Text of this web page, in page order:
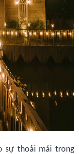
sự thoải mái trong